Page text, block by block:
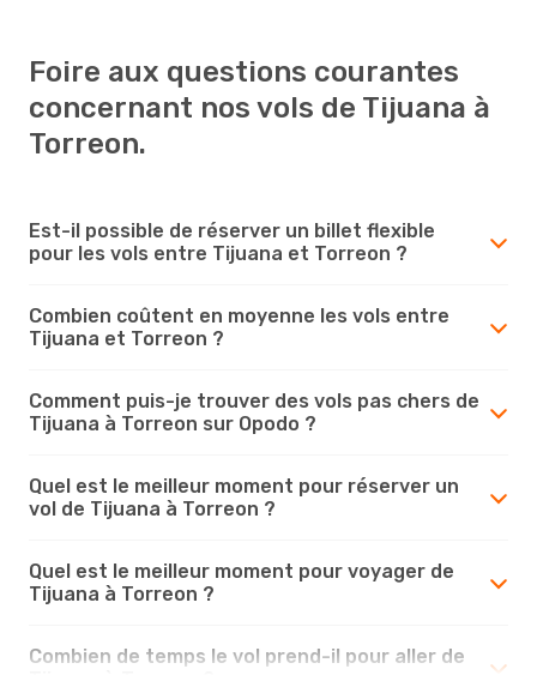
Foire aux questions courantes
concernant nos vols de Tijuana à
Torreon.
Est-il possible de réserver un billet flexible
pour les vols entre Tijuana et Torreon ?
Combien coûtent en moyenne les vols entre
Tijuana et Torreon ?
Comment puis-je trouver des vols pas chers de
Tijuana à Torreon sur Opodo ?
Quel est le meilleur moment pour réserver un
vol de Tijuana à Torreon ?
Quel est le meilleur moment pour voyager de
Tijuana à Torreon ?
Combien de temps le vol prend-il pour aller de